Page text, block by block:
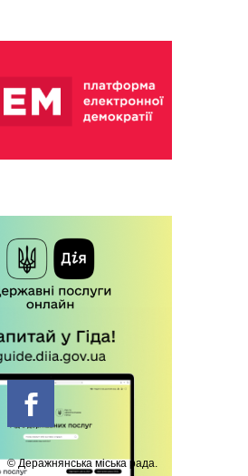
© Деражнянська міська рада.